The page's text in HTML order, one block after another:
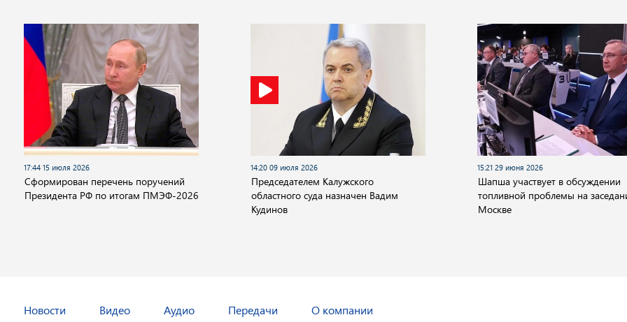
17:44 15 июля 2026
Сформирован перечень поручений
Президента РФ по итогам ПМЭФ-2026
14:20 09 июля 2026
Председателем Калужского
областного суда назначен Вадим
Кудинов
15:21 29 июня 2026
Шапша участвует в обсуждении
топливной проблемы на
Москве
Новости Видео Аудио Передачи О компании